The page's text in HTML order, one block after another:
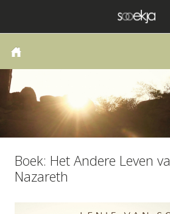
COACHING OF
LANGS DE WEG VAN
BLOG
Boek: Het Andere Leven
Nazareth